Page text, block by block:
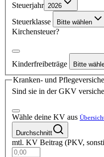
Steuerjahr 2026
Steuerklasse Bitte wählen
Kirchensteuer?
Kinderfreibeträge Bitte
Kranken- und
Sind sie in der GKV
Wähle deine KV aus
Durchschnitt
mtl. KV Beitrag (PKV,